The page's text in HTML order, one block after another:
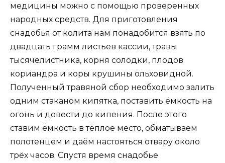
медицины можно с помощью проверенных
народных средств. Для приготовления
снадобья от колита нам понадобится взять по
двадцать грамм листьев кассии, травы
тысячелистника, корня солодки, плодов
кориандра и коры крушины ольховидной.
Полученный травяной сбор необходимо залить
одним стаканом кипятка, поставить ёмкость на
огонь и довести до кипения. После этого
ставим ёмкость в тёплое место, обматываем
полотенцем и даём настояться отвару около
трёх часов. Спустя время снадобье